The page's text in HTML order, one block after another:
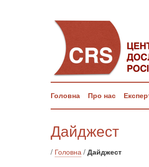
Головна Про нас
Дайджест
/ Головна / Дайджест